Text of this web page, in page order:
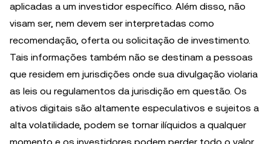
aplicadas a um investidor específico. Além disso, não
visam ser, nem devem ser interpretadas como
recomendação, oferta ou solicitação de investimento.
Tais informações também não se destinam a pessoas
que residem em jurisdições onde sua divulgação violaria
as leis ou regulamentos da jurisdição em questão. Os
ativos digitais são altamente especulativos e sujeitos a
alta volatilidade, podem se tornar ilíquidos a qualquer